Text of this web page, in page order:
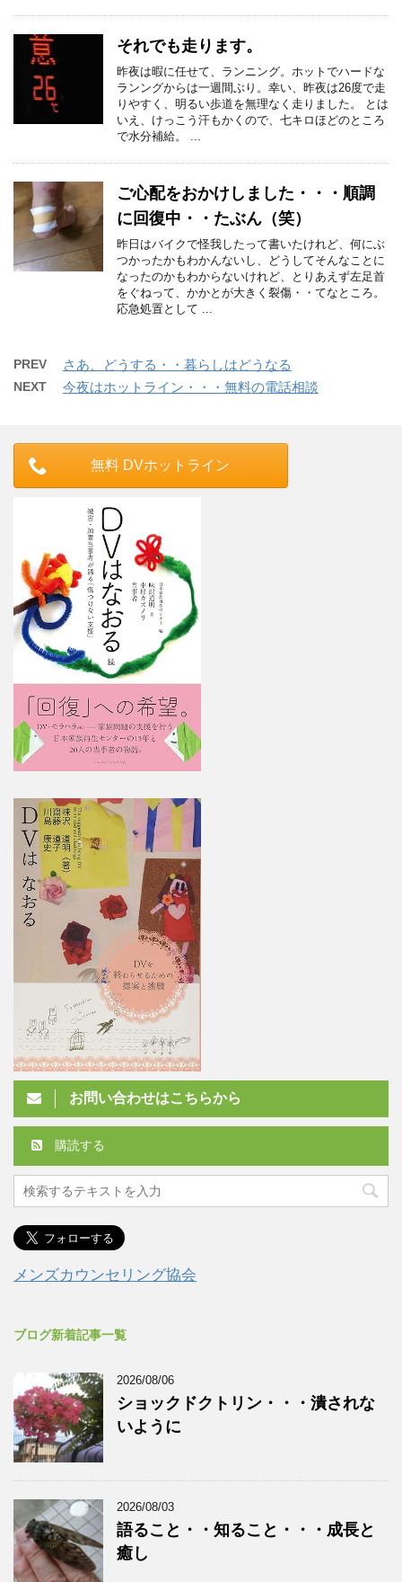
それでも走ります。
昨夜は暇に任せて、ランニング。ホットでハードな
ランングからは一週間ぶり。幸い、昨夜は26度で走
りやすく、明るい歩道を無理なく走りました。 とは
いえ、けっこう汗もかくので、七キロほどのところ
で水分補給。 ...
ご心配をおかけしました・・・順調
に回復中・・たぶん（笑）
昨日はバイクで怪我したって書いたけれど、何にぶ
つかったかもわかんないし、どうしてそんなことに
なったのかもわからないけれど、とりあえず左足首
をぐねって、かかとが大きく裂傷・・てなところ。
応急処置として ...
PREV さあ、どうする・・暮らしはどうなる
NEXT 今夜はホットライン・・・無料の電話相談
無料 DVホットライン
お問い合わせはこちらから
購読する
メンズカウンセリング協会
ブログ新着記事一覧
2026/08/06
ショックドクトリン・・・潰されな
いように
2026/08/03
語ること・・知ること・・・成長と
癒し